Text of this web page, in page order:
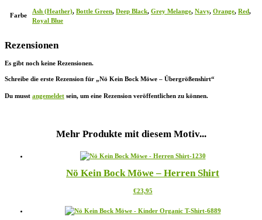
Farbe
Ash (Heather), Bottle Green, Deep Black, Grey Melange, Navy, Orange, Red,
Royal Blue
Rezensionen
Es gibt noch keine Rezensionen.
Schreibe die erste Rezension für „Nö Kein Bock Möwe – Übergrößenshirt“
Du musst angemeldet sein, um eine Rezension veröffentlichen zu können.
Mehr Produkte mit diesem Motiv...
Nö Kein Bock Möwe – Herren Shirt
€23,95Dieses
weist